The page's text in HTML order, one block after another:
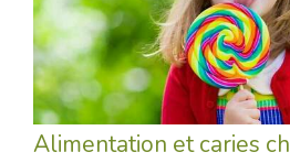
Alimentation et caries